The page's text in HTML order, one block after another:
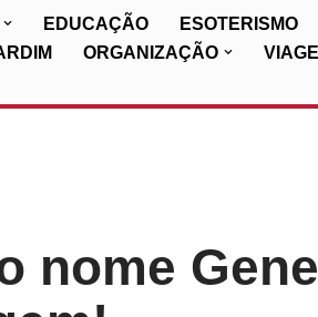
EDUCAÇÃO ESOTERISMO
ORGANIZAÇÃO
nome